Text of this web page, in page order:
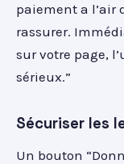
paiement a l’air
rassurer.
sur votre page,
sérieux.”
Sécuriser les
Un bouton